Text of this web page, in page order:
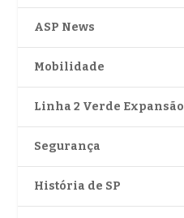
ASP News
Mobilidade
Linha 2 Verde Expansão
Segurança
História de SP